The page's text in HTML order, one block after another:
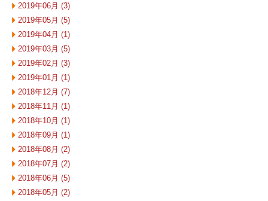
2019年06月 (3)
2019年05月 (5)
2019年04月 (1)
2019年03月 (5)
2019年02月 (3)
2019年01月 (1)
2018年12月 (7)
2018年11月 (1)
2018年10月 (1)
2018年09月 (1)
2018年08月 (2)
2018年07月 (2)
2018年06月 (5)
2018年05月 (2)